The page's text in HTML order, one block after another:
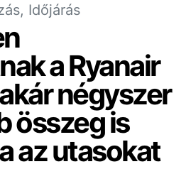
Időjárás
a Ryanair
négyszer
összeg is
az utasokat